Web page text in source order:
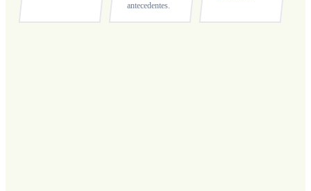
antecedentes.